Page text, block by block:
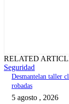
RELATED
Seguridad
Desmantelan taller
robadas
5 agosto , 2026